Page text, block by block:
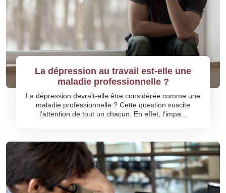
La dépression au travail est-elle une
maladie professionnelle ?
La dépression devrait-elle être considérée comme une
maladie professionnelle ? Cette question suscite
l'attention de tout un chacun. En effet, l'impa...